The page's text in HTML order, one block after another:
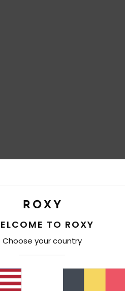
TO ROXY
Choose your country